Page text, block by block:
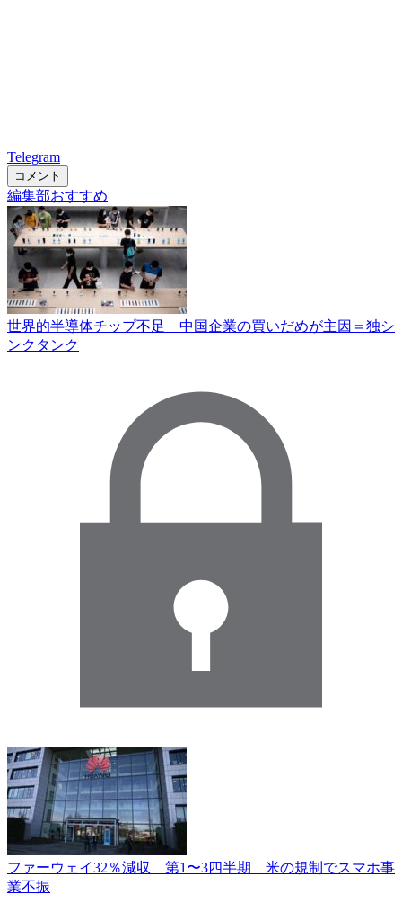
Telegram
コメント
編集部おすすめ
世界的半導体チップ不足 中国企業の買いだめが主因＝独シ
ンクタンク
ファーウェイ32％減収 第1〜3四半期 米の規制でスマホ事
業不振